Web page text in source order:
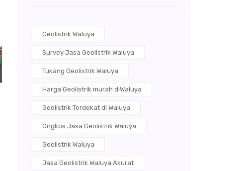
Geolistrik Waluya
Survey Jasa Geolistrik Waluya
Tukang Geolistrik Waluya
Harga Geolistrik murah diWaluya
Geolistrik Terdekat di Waluya
Ongkos Jasa Geolistrik Waluya
Geolistrik Waluya
Jasa Geolistrik Waluya Akurat